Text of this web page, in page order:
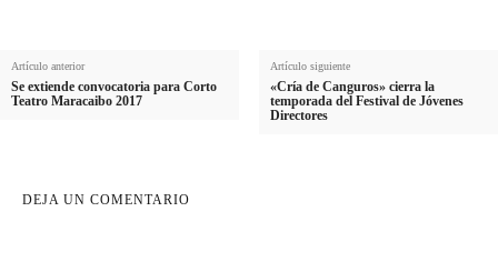
Artículo anterior
Se extiende convocatoria para Corto
Teatro Maracaibo 2017
Artículo siguiente
«Cría de Canguros» cierra la
temporada del Festival de Jóvenes
Directores
DEJA UN COMENTARIO